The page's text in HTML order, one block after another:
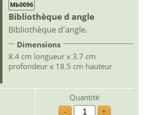
Mb0096
Bibliothèque d angle
Bibliothèque d'angle.
Dimensions
8.4 cm longueur x 3.7 cm
profondeur x 18.5 cm hauteur
Quantité
-
+